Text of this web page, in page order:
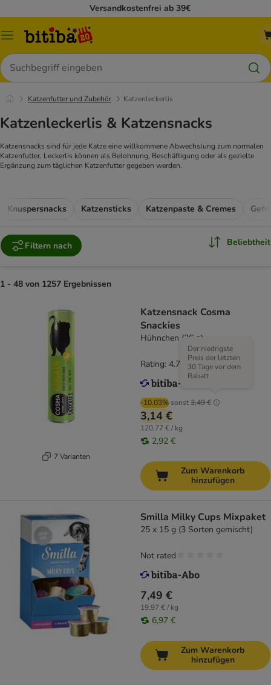
Versandkostenfrei ab 39€
Menü
Suchen
Katzenfutter und Zubehör Katzenleckerlis
Katzenleckerlis & Katzensnacks
Katzensnacks sind für jede Katze eine willkommene Abwechslung zum normalen
Katzenfutter. Leckerlis können als Belohnung, Beschäftigung oder als gezielte
Ergänzung zum täglichen Katzenfutter gegeben werden.
Knuspersnacks Katzensticks Katzenpaste & Cremes
Filtern nach Beliebtheit
1 - 48 von 1257 Ergebnissen
7 Varianten
Katzensnack Cosma
Snackies
Hühnchen (26 g)
-10.03% sonst3,49 €
Der niedrigste
Preis der letzten
30 Tage vor dem
Rabatt
3,14 €
120,77 € / kg
2,92 €
Rating: 4.7/5 (166
Zum Warenkorb
hinzufügen
Smilla Milky Cups Mixpaket
25 x 15 g (3 Sorten gemischt)
7,49 €
19,97 € / kg
6,97 €
Not rated
Zum Warenkorb
hinzufügen